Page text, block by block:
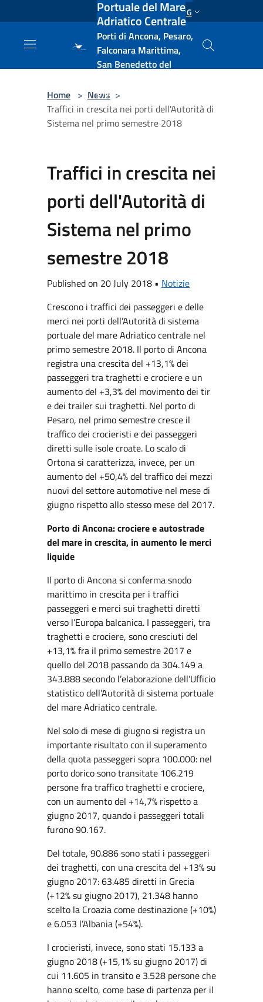
Salta al contenuto principale ENG
Portuale del Mare
Adriatico Centrale
Porti di Ancona, Pesaro,
Falconara Marittima,
San Benedetto del
e Vasto
Home > News >
Traffici in crescita nei porti dell'Autorità di
Sistema nel primo semestre 2018
Traffici in crescita nei
porti dell'Autorità di
Sistema nel primo
semestre 2018
Published on 20 July 2018 • Notizie
Crescono i traffici dei passeggeri e delle
merci nei porti dell’Autorità di sistema
portuale del mare Adriatico centrale nel
primo semestre 2018. Il porto di Ancona
registra una crescita del +13,1% dei
passeggeri tra traghetti e crociere e un
aumento del +3,3% del movimento dei tir
e dei trailer sui traghetti. Nel porto di
Pesaro, nel primo semestre cresce il
traffico dei crocieristi e dei passeggeri
diretti sulle isole croate. Lo scalo di
Ortona si caratterizza, invece, per un
aumento del +50,4% del traffico dei mezzi
nuovi del settore automotive nel mese di
giugno rispetto allo stesso mese del 2017.
Porto di Ancona: crociere e autostrade
del mare in crescita, in aumento le merci
liquide
Il porto di Ancona si conferma snodo
marittimo in crescita per i traffici
passeggeri e merci sui traghetti diretti
verso l’Europa balcanica. I passeggeri, tra
traghetti e crociere, sono cresciuti del
+13,1% fra il primo semestre 2017 e
quello del 2018 passando da 304.149 a
343.888 secondo l’elaborazione dell’Ufficio
statistico dell’Autorità di sistema portuale
del mare Adriatico centrale.
Nel solo di mese di giugno si registra un
importante risultato con il superamento
della quota passeggeri sopra 100.000: nel
porto dorico sono transitate 106.219
persone fra traffico traghetti e crociere,
con un aumento del +14,7% rispetto a
giugno 2017, quando i passeggeri totali
furono 90.167.
Del totale, 90.886 sono stati i passeggeri
dei traghetti, con una crescita del +13% su
giugno 2017: 63.485 diretti in Grecia
(+12% su giugno 2017), 21.348 hanno
scelto la Croazia come destinazione (+10%)
e 6.053 l’Albania (+54%).
I crocieristi, invece, sono stati 15.133 a
giugno 2018 (+15,1% su giugno 2017) di
cui 11.605 in transito e 3.528 persone che
hanno scelto, come base di partenza per il